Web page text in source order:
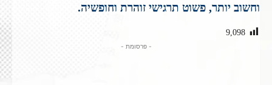
וחשוב יותר, פשוט תרגישי זוהרת וחופשיה.
9,098
- פרסומת -